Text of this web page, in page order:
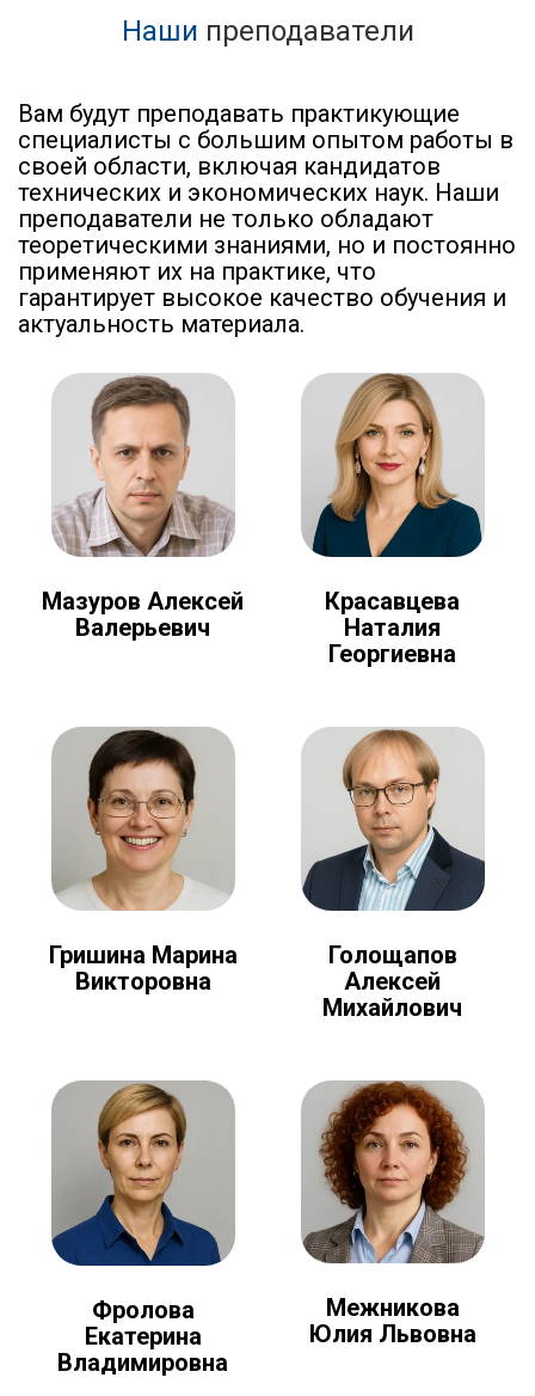
Наши преподаватели
Вам будут преподавать практикующие
специалисты с большим опытом работы в
своей области, включая кандидатов
технических и экономических наук. Наши
преподаватели не только обладают
теоретическими знаниями, но и постоянно
применяют их на практике, что
гарантирует высокое качество обучения и
актуальность материала.
Мазуров Алексей
Валерьевич
Красавцева
Наталия
Георгиевна
Гришина Марина
Викторовна
Голощапов
Алексей
Михайлович
Фролова
Екатерина
Владимировна
Межникова
Юлия Львовна